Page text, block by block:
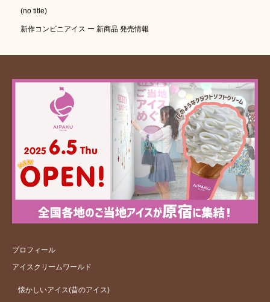
(no title)
新作コンビニアイス ー 新商品 発売情報
プロフィール
アイスクリームワールド
懐かしいアイス(昔のアイス)